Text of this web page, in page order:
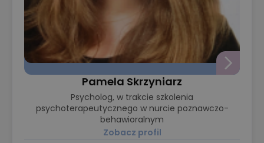
Pamela Skrzyniarz
Psycholog, w trakcie szkolenia
psychoterapeutycznego w nurcie poznawczo-
behawioralnym
Zobacz profil